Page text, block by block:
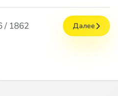
/ 1862 Далее